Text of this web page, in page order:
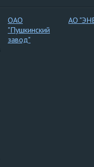
ОАО
"Пушкинский
завод"
АО